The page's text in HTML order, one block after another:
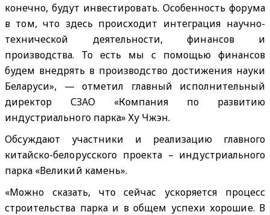
конечно, будут инвестировать. Особенность форума
в том, что здесь происходит интеграция научно-
технической деятельности, финансов и
производства. То есть мы с помощью финансов
будем внедрять в производство достижения науки
Беларуси», — отметил главный исполнительный
директор СЗАО «Компания по развитию
индустриального парка» Ху Чжэн.
Обсуждают участники и реализацию главного
китайско-белорусского проекта – индустриального
парка «Великий камень».
«Можно сказать, что сейчас ускоряется процесс
строительства парка и в общем успехи хорошие. В